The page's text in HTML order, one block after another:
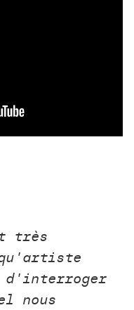
très
d'interroger
nous